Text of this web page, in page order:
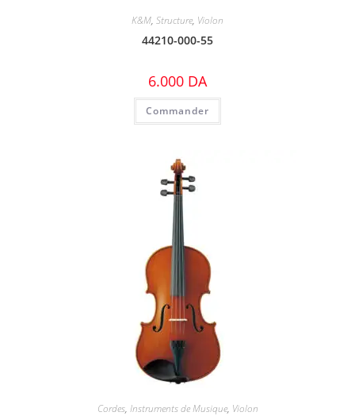
K&M, Structure, Violon
44210-000-55
6.000 DA
Commander
Cordes, Instruments de Musique, Violon